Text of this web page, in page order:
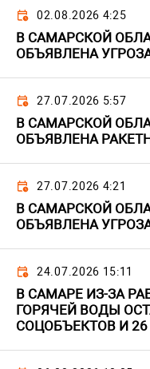
02.08.2026 4:25
В САМАРСКОЙ
ОБЪЯВЛЕНА
27.07.2026 5:57
В САМАРСКОЙ
ОБЪЯВЛЕНА
27.07.2026 4:21
В САМАРСКОЙ
ОБЪЯВЛЕНА
24.07.2026 15:11
В САМАРЕ ИЗ-ЗА
ГОРЯЧЕЙ ВОДЫ
СОЦОБЪЕКТОВ И